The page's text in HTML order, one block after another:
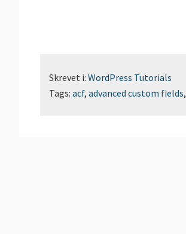
Skrevet i: WordPress Tutorials
Tags: acf, advanced custom fields,